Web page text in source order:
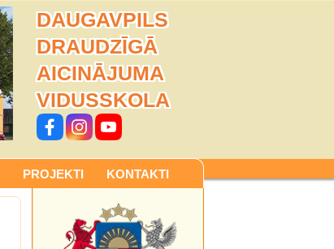
DAUGAVPILS
DRAUDZĪGĀ
AICINĀJUMA
VIDUSSKOLA
PROJEKTI KONTAKTI